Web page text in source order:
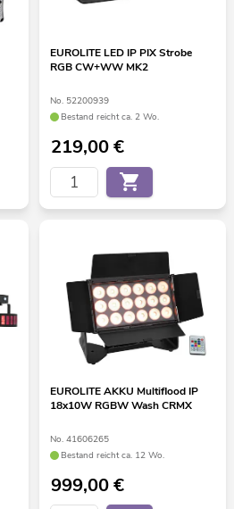
EUROLITE LED IP PIX Strobe
RGB CW+WW MK2
No. 52200939
Bestand reicht ca. 2 Wo.
219,00€
EUROLITE AKKU Multiflood IP
18x10W RGBW Wash CRMX
No. 41606265
Bestand reicht ca. 12 Wo.
999,00€